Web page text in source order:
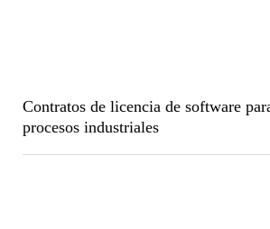
Contratos de licencia de software
procesos industriales